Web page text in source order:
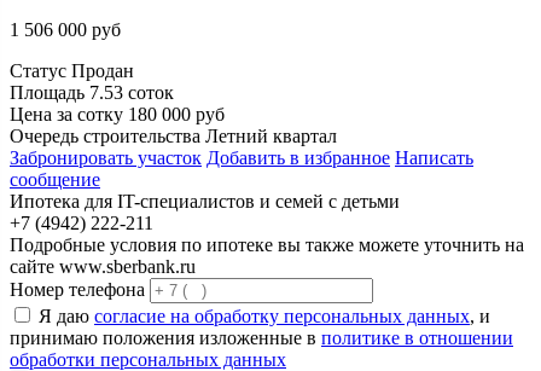
1 506 000 руб
Статус Продан
Площадь 7.53 соток
Цена за сотку 180 000 руб
Очередь строительства Летний квартал
Забронировать участок Добавить в избранное Написать
сообщение
Ипотека для IT-специалистов и семей с детьми
+7 (4942) 222-211
Подробные условия по ипотеке вы также можете уточнить на
сайте www.sberbank.ru
Номер телефона
Я даю согласие на обработку персональных данных, и
принимаю положения изложенные в политике в отношении
обработки персональных данных